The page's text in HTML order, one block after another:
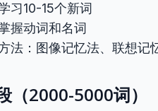
习10-15个新词
握动词和名词
法：图像记忆法、联想记
（2000-5000词）